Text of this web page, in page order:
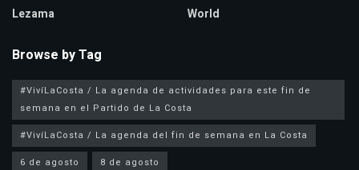
Lezama
World
Browse by Tag
#VivíLaCosta / La agenda de actividades para este fin de
semana en el Partido de La Costa
#VivíLaCosta / La agenda del fin de semana en La Costa
6 de agosto
8 de agosto